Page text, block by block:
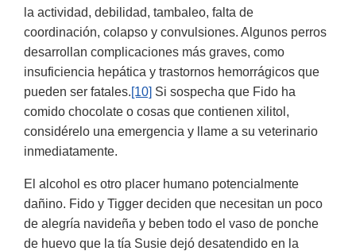
la actividad, debilidad, tambaleo, falta de
coordinación, colapso y convulsiones. Algunos perros
desarrollan complicaciones más graves, como
insuficiencia hepática y trastornos hemorrágicos que
pueden ser fatales.[10] Si sospecha que Fido ha
comido chocolate o cosas que contienen xilitol,
considérelo una emergencia y llame a su veterinario
inmediatamente.
El alcohol es otro placer humano potencialmente
dañino. Fido y Tigger deciden que necesitan un poco
de alegría navideña y beben todo el vaso de ponche
de huevo que la tía Susie dejó desatendido en la